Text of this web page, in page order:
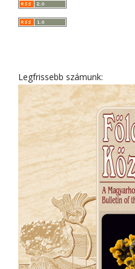
Legfrissebb számunk: